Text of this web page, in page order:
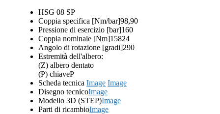
HSG 08 SP
Coppia specifica [Nm/bar]98,90
Pressione di esercizio [bar]160
Coppia nominale [Nm]15824
Angolo di rotazione [gradi]290
Estremità dell'albero:
(Z) albero dentato
(P) chiaveP
Scheda tecnica Image Image
Disegno tecnicoImage
Modello 3D (STEP)Image
Parti di ricambioImage